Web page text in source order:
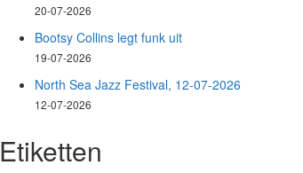
20-07-2026
Bootsy Collins legt funk uit
19-07-2026
North Sea Jazz Festival, 12-07-2026
12-07-2026
Etiketten